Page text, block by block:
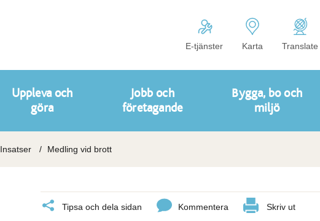
E-tjänster Karta Translate
Uppleva och
göra
Jobb och
företagande
Bygga, bo och
miljö
Insatser Medling vid brott
Tipsa och dela sidan Kommentera Skriv ut